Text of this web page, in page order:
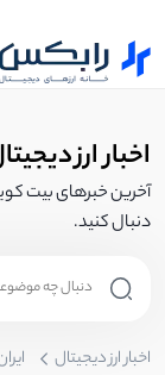
اخبار ارز
آخرین خبرهای بیت
دنبال کنید.
اخبار ارز دیجیتال